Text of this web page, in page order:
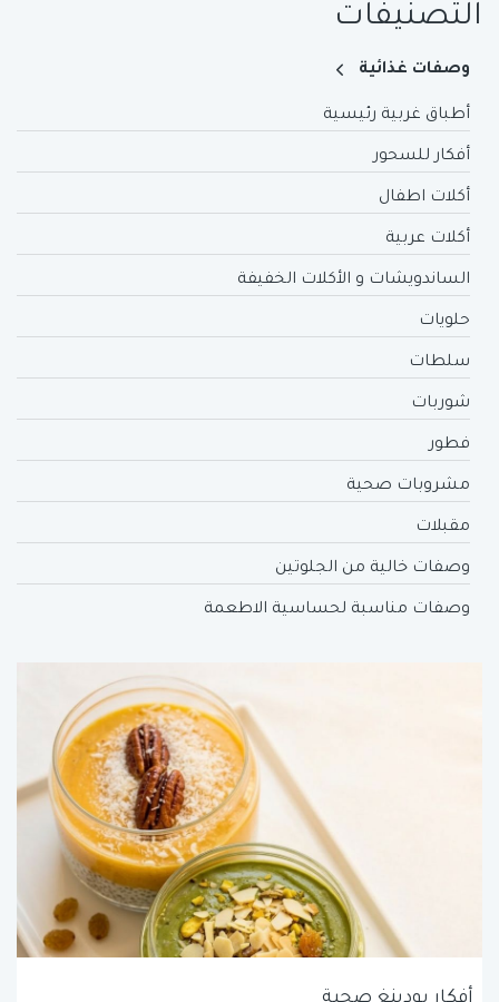
التصنيفات
وصفات غذائية
أطباق غربية رئيسية
أفكار للسحور
أكلات اطفال
أكلات عربية
الساندويشات و الأكلات الخفيفة
حلويات
سلطات
شوربات
فطور
مشروبات صحية
مقبلات
وصفات خالية من الجلوتين
وصفات مناسبة لحساسية الاطعمة